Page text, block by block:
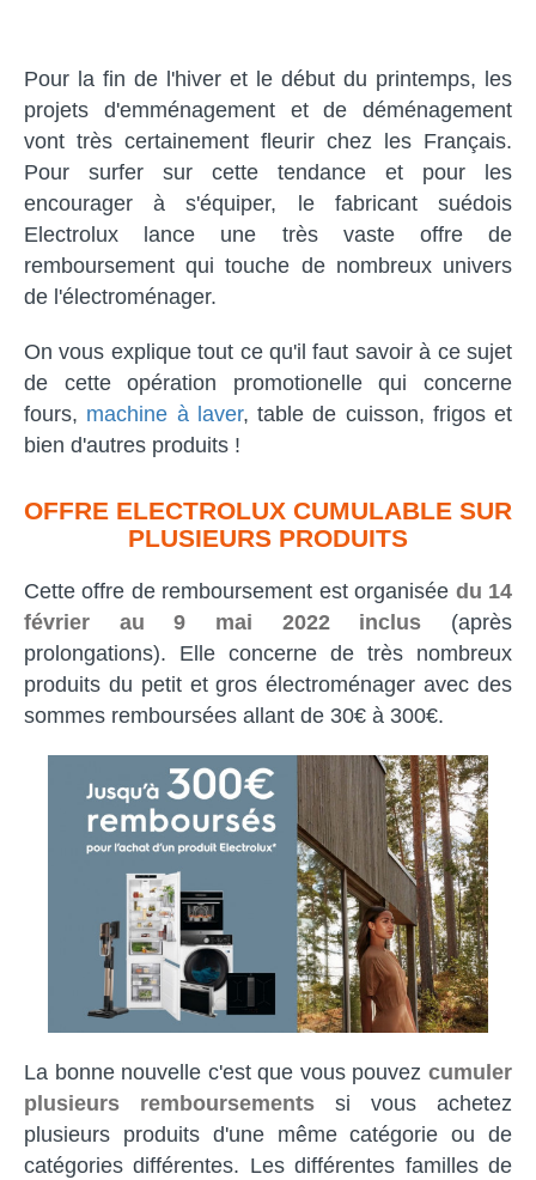
Pour la fin de l'hiver et le début du printemps, les
projets d'emménagement et de déménagement
vont très certainement fleurir chez les Français.
Pour surfer sur cette tendance et pour les
encourager à s'équiper, le fabricant suédois
Electrolux lance une très vaste offre de
remboursement qui touche de nombreux univers
de l'électroménager.
On vous explique tout ce qu'il faut savoir à ce sujet
de cette opération promotionelle qui concerne
fours, machine à laver, table de cuisson, frigos et
bien d'autres produits !
OFFRE ELECTROLUX CUMULABLE SUR
PLUSIEURS PRODUITS
Cette offre de remboursement est organisée du 14
février au 9 mai 2022 inclus (après
prolongations). Elle concerne de très nombreux
produits du petit et gros électroménager avec des
sommes remboursées allant de 30€ à 300€.
La bonne nouvelle c'est que vous pouvez cumuler
plusieurs remboursements si vous achetez
plusieurs produits d'une même catégorie ou de
catégories différentes. Les différentes familles de